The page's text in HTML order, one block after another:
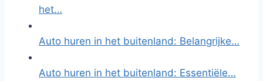
het…
Auto huren in het buitenland: Belangrijke…
Auto huren in het buitenland: Essentiële…